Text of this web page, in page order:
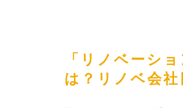
「リノベーシ
は？リノベ会社